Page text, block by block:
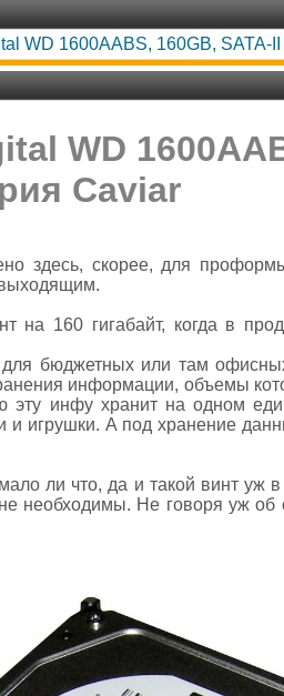
WD 1600AABS, 160GB, SATA-
WD
Caviar
здесь, скорее, для
выходящим.
на 160 гигабайт, когда в
для бюджетных или там
информации, объемы
эту инфу хранит на одном
и игрушки. А под хранение
ли что, да и такой винт уж
необходимы. Не говоря уж